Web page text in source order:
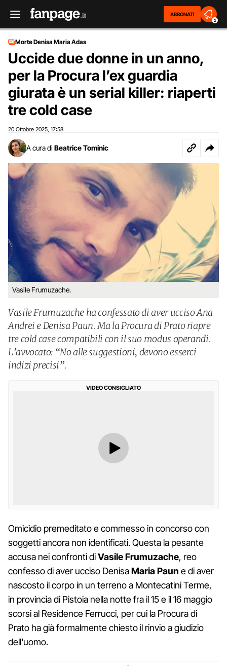
ABBONATI
2
Morte Denisa Maria Adas
Uccide due donne in un anno,
per la Procura l’ex guardia
giurata è un serial killer: riaperti
tre cold case
20 Ottobre 2025 17:58
A cura di Beatrice Tominic
Vasile Frumuzache.
Vasile Frumuzache ha confessato di aver ucciso Ana
Andrei e Denisa Paun. Ma la Procura di Prato riapre
tre cold case compatibili con il suo modus operandi.
L’avvocato: “No alle suggestioni, devono esserci
indizi precisi”.
VIDEO CONSIGLIATO
Omicidio premeditato e commesso in concorso con
soggetti ancora non identificati. Questa la pesante
accusa nei confronti diVasile Frumuzache, reo
confesso di aver ucciso DenisaMaria Paun e di aver
nascosto il corpo in un terreno a Montecatini Terme,
in provincia di Pistoia nella notte fra il 15 e il 16 maggio
scorsi al Residence Ferrucci, per cui la Procura di
Prato ha già formalmente chiesto il rinvio a giudizio
dell'uomo.